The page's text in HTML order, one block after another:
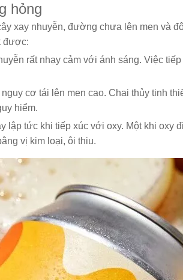
hỏng
xay nhuyễn, đường chưa lên men và
được:
rất nhạy cảm với ánh sáng. Việc
cơ tái lên men cao. Chai thủy tinh
hiểm.
lập tức khi tiếp xúc với oxy. Một khi oxy
vị kim loại, ôi thiu.